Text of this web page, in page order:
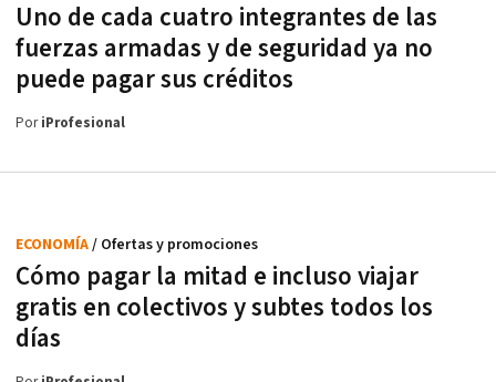
Uno de cada cuatro integrantes de las
fuerzas armadas y de seguridad ya no
puede pagar sus créditos
PoriProfesional
Cómo pagar la mitad e incluso viajar
gratis en colectivos y subtes todos los
días
ECONOMÍA/ Ofertas y promociones